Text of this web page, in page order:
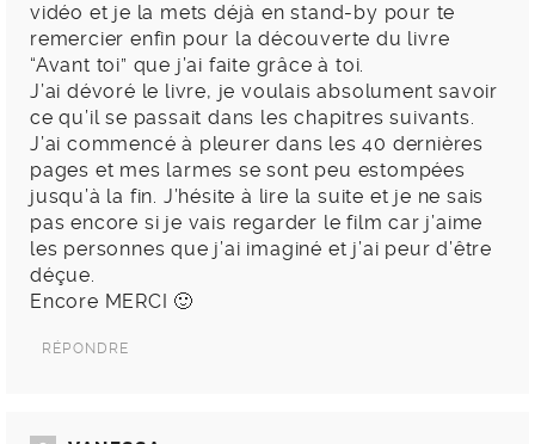
vidéo et je la mets déjà en stand-by pour te
remercier enfin pour la découverte du livre
“Avant toi” que j’ai faite grâce à toi.
J’ai dévoré le livre, je voulais absolument savoir
ce qu’il se passait dans les chapitres suivants.
J’ai commencé à pleurer dans les 40 dernières
pages et mes larmes se sont peu estompées
jusqu’à la fin. J’hésite à lire la suite et je ne sais
pas encore si je vais regarder le film car j’aime
les personnes que j’ai imaginé et j’ai peur d’être
déçue.
Encore MERCI 🙂
RÉPONDRE